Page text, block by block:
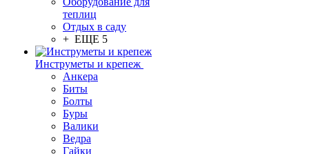
теплиц
Отдых в саду
+ ЕЩЕ 5
Инструметы и крепеж
Анкера
Биты
Болты
Буры
Валики
Ведра
Гайки